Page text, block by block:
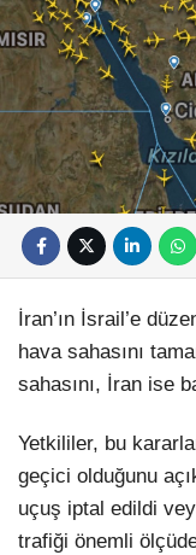
İran’ın İsrail’e
hava sahasını
sahasını, İran ise
Yetkililer, bu
geçici olduğunu
uçuş iptal edildi
trafiği önemli